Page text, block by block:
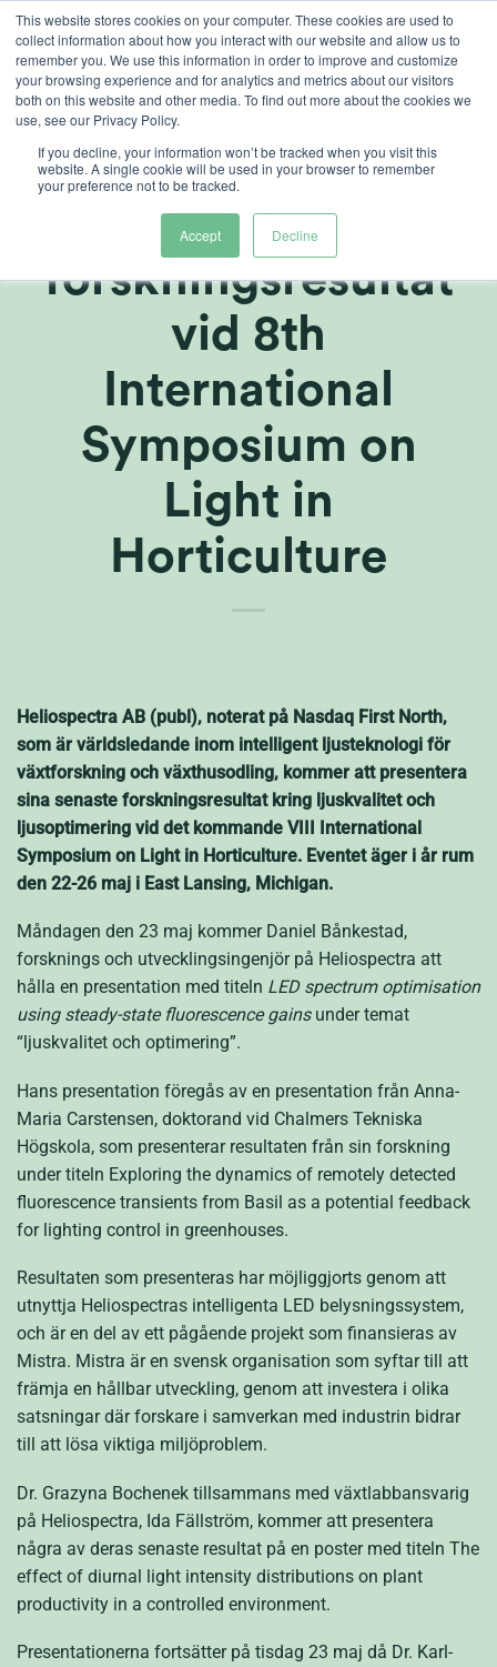
This website stores cookies on your computer. These cookies are used to
collect information about how you interact with our website and allow us to
remember you. We use this information in order to improve and customize
your browsing experience and for analytics and metrics about our visitors
both on this website and other media. To find out more about the cookies we
use, see our Privacy Policy.
If you decline, your information won’t be tracked when you visit this
website. A single cookie will be used in your browser to remember
your preference not to be tracked.
Accept Decline
Skip
content
Heliospectra
presenterar nya
forskningsresultat
vid 8th
International
Symposium on
Light in
Horticulture
Heliospectra AB (publ), noterat på Nasdaq First North,
som är världsledande inom intelligent ljusteknologi för
växtforskning och växthusodling, kommer att presentera
sina senaste forskningsresultat kring ljuskvalitet och
ljusoptimering vid det kommande VIII International
Symposium on Light in Horticulture. Eventet äger i år rum
den 22-26 maj i East Lansing, Michigan.
Måndagen den 23 maj kommer Daniel Bånkestad,
forsknings och utvecklingsingenjör på Heliospectra att
hålla en presentation med titeln LED spectrum optimisation
using steady-state fluorescence gainsunder temat
“ljuskvalitet och optimering”.
Hans presentation föregås av en presentation från Anna-
Maria Carstensen, doktorand vid Chalmers Tekniska
Högskola, som presenterar resultaten från sin forskning
under titeln Exploring the dynamics of remotely detected
fluorescence transients from Basil as a potential feedback
for lighting control in greenhouses.
Resultaten som presenteras har möjliggjorts genom att
utnyttja Heliospectras intelligenta LED belysningssystem,
och är en del av ett pågående projekt som finansieras av
Mistra. Mistra är en svensk organisation som syftar till att
främja en hållbar utveckling, genom att investera i olika
satsningar där forskare i samverkan med industrin bidrar
till att lösa viktiga miljöproblem.
Dr. Grazyna Bochenek tillsammans med växtlabbansvarig
på Heliospectra, Ida Fällström, kommer att presentera
några av deras senaste resultat på en poster med titeln The
effect of diurnal light intensity distributions on plant
productivity in a controlled environment.
Presentationerna fortsätter på tisdag 23 maj då Dr. Karl-